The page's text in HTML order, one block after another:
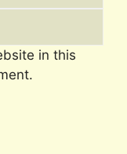
in this